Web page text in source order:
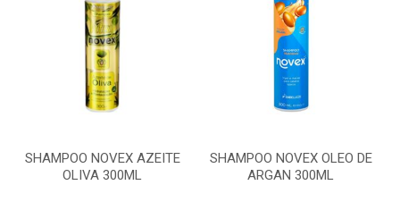
SHAMPOO NOVEX AZEITE
OLIVA 300ML
SHAMPOO NOVEX OLEO DE
ARGAN 300ML